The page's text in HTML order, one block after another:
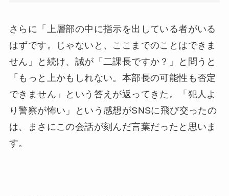
さらに「上層部の中に指示を出している者がいる
はずです。じゃないと、ここまでのことはできま
せん」と続け、誠が「二課長ですか？」と問うと
「もっと上かもしれない。本部長の可能性も否定
できません」という答えが返ってきた。「犯人よ
り警察が怖い」という感想がSNSに飛び交ったの
は、まさにこの会話が刻んだ言葉だったと思いま
す。